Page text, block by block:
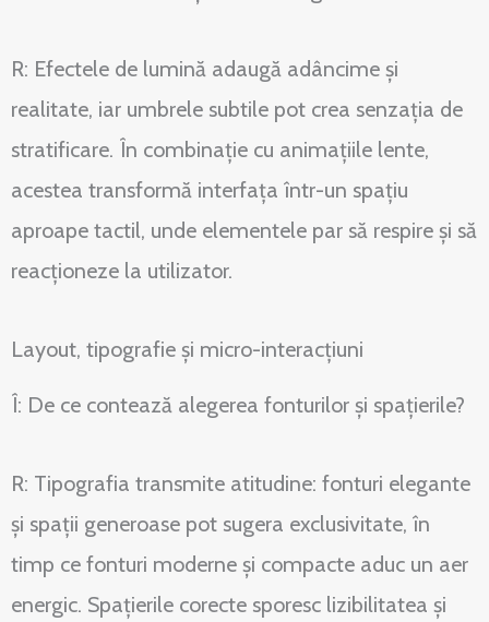
R: Efectele de lumină adaugă adâncime și
realitate, iar umbrele subtile pot crea senzația de
stratificare. În combinație cu animațiile lente,
acestea transformă interfața într-un spațiu
aproape tactil, unde elementele par să respire și să
reacționeze la utilizator.
Layout, tipografie și micro-interacțiuni
Î: De ce contează alegerea fonturilor și spațierile?
R: Tipografia transmite atitudine: fonturi elegante
și spații generoase pot sugera exclusivitate, în
timp ce fonturi moderne și compacte aduc un aer
energic. Spațierile corecte sporesc lizibilitatea și